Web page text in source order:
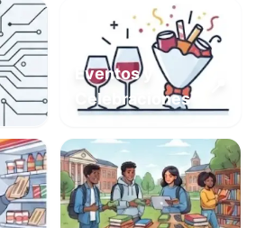
Eventos y
Celebraciones